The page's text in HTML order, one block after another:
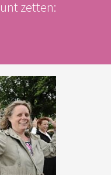
zetten: